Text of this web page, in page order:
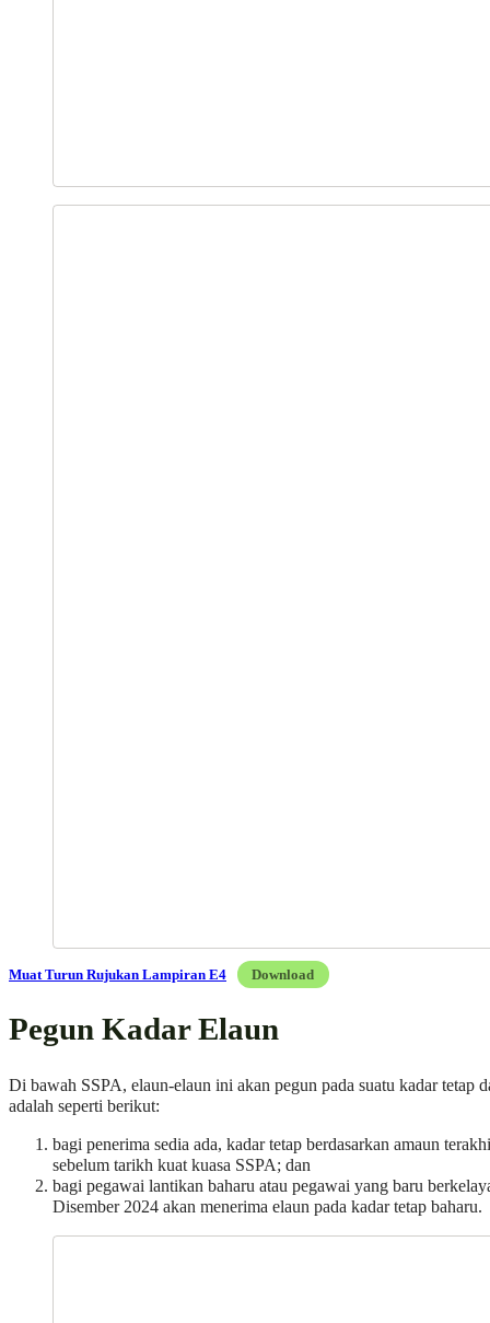
Muat Turun Rujukan Lampiran E4 Download
Pegun Kadar Elaun
Di bawah SSPA, elaun-elaun ini akan pegun pada suatu kadar tetap
adalah seperti berikut:
bagi penerima sedia ada, kadar tetap berdasarkan amaun
sebelum tarikh kuat kuasa SSPA; dan
bagi pegawai lantikan baharu atau pegawai yang baru
Disember 2024 akan menerima elaun pada kadar tetap baharu.